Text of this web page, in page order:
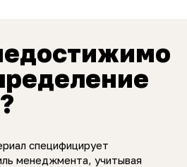
специфицирует
менеджмента, учитывая